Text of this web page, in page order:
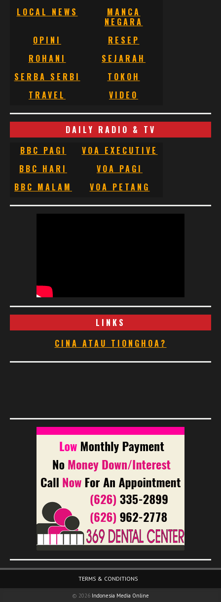
LOCAL NEWS
MANCA
NEGARA
OPINI
RESEP
ROHANI
SEJARAH
SERBA SERBI
TOKOH
TRAVEL
VIDEO
DAILY RADIO & TV
BBC PAGI
VOA EXECUTIVE
BBC HARI
VOA PAGI
BBC MALAM
VOA PETANG
LINKS
CINA ATAU TIONGHOA?
TERMS & CONDITIONS
© 2026 Indonesia Media Online